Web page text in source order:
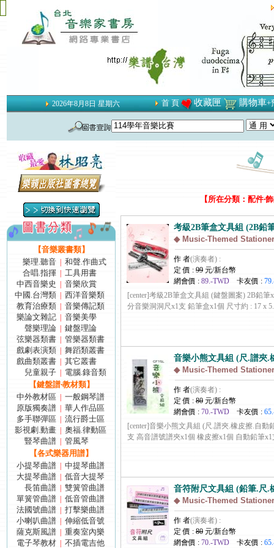
2026年8月8日 星期六 首 頁 收藏匣 購物車+
【音樂叢書類】
樂理.聽音
和聲.作曲式
合唱.指揮
工具用書
中西音樂史
音樂欣賞
中國.台灣類
西洋音樂類
教育治療類
音樂傳記類
樂論文雜記
音樂美學
聲樂理論
鍵盤理論
弦樂器類書
管樂器類書
戲劇表演類
舞蹈類叢書
戲曲類叢書
其它叢書
兒童親子
電腦.錄音類
【鍵盤譜‧教材類】
中外教材區
一般鋼琴譜
原版獨奏譜
華人作品區
多手聯彈區
流行爵士區
影視劇.動畫
奧福.律動區
豎琴曲譜
管風琴
【各式樂器用譜】
小提琴曲譜
中提琴曲譜
大提琴曲譜
低音大提琴
長笛曲譜
雙簧管曲譜
單簧管曲譜
低音管曲譜
法國號曲譜
打擊樂曲譜
小喇叭曲譜
伸縮低音號
薩克斯風譜
重奏室內樂
電子琴教材
不插電吉他
【所在分類：配件‧
考級2B筆盒文具組 (2B鉛
◆ Music-Themed
作 者(演奏者) :
定 價 : 99 元/新台幣
網會價 : 89.-TWD 卡友價 :
[center]考級2B筆盒文具組 (鍵盤圖案) 2B鉛筆
分音樂洞洞尺x1支 鉛筆盒x1個 尺寸約 : 17 x
音樂小熊文具組 (尺.譜夾.
◆ Music-Themed
作 者(演奏者) :
定 價 : 80 元/新台幣
網會價 : 70.-TWD 卡友價 :
[center]音樂小熊文具組 (尺.譜夾.橡皮擦.自動
支 高音譜號譜夾x1個 橡皮擦x1個 自動鉛筆x1
音符附尺文具組 (鉛筆.尺.
◆ Music-Themed
作 者(演奏者) :
定 價 : 80 元/新台幣
網會價 : 70.-TWD 卡友價 :